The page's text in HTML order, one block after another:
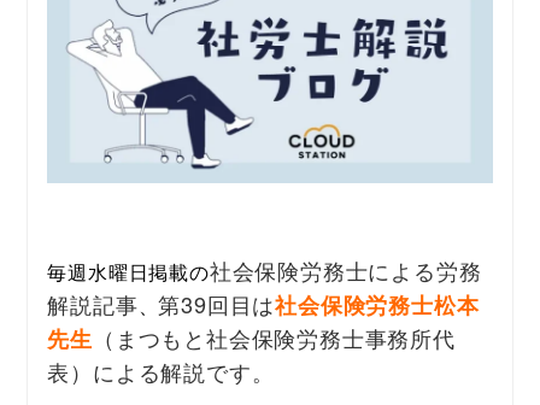
o
k
毎週水曜日掲載の社会保険労務士による労務
解説記事、第39回目は社会保険労務士松本
先生 （まつもと社会保険労務士事務所代
表）による解説です。